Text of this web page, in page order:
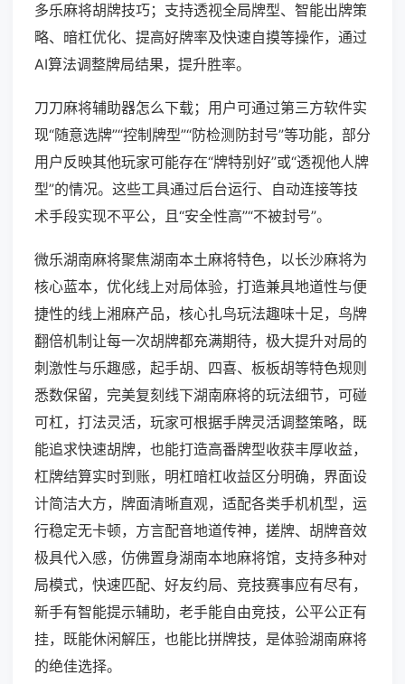
多乐麻将胡牌技巧；支持透视全局牌型、智能出牌策
略、暗杠优化、提高好牌率及快速自摸等操作，通过
AI算法调整牌局结果，提升胜率。
刀刀麻将辅助器怎么下载；用户可通过第三方软件实
现“随意选牌”“控制牌型”“防检测防封号”等功能，部分
用户反映其他玩家可能存在“牌特别好”或“透视他人牌
型”的情况。这些工具通过后台运行、自动连接等技
术手段实现不平公，且“安全性高”“不被封号”。
微乐湖南麻将聚焦湖南本土麻将特色，以长沙麻将为
核心蓝本，优化线上对局体验，打造兼具地道性与便
捷性的线上湘麻产品，核心扎鸟玩法趣味十足，鸟牌
翻倍机制让每一次胡牌都充满期待，极大提升对局的
刺激性与乐趣感，起手胡、四喜、板板胡等特色规则
悉数保留，完美复刻线下湖南麻将的玩法细节，可碰
可杠，打法灵活，玩家可根据手牌灵活调整策略，既
能追求快速胡牌，也能打造高番牌型收获丰厚收益，
杠牌结算实时到账，明杠暗杠收益区分明确，界面设
计简洁大方，牌面清晰直观，适配各类手机机型，运
行稳定无卡顿，方言配音地道传神，搓牌、胡牌音效
极具代入感，仿佛置身湖南本地麻将馆，支持多种对
局模式，快速匹配、好友约局、竞技赛事应有尽有，
新手有智能提示辅助，老手能自由竞技，公平公正有
挂，既能休闲解压，也能比拼牌技，是体验湖南麻将
的绝佳选择。